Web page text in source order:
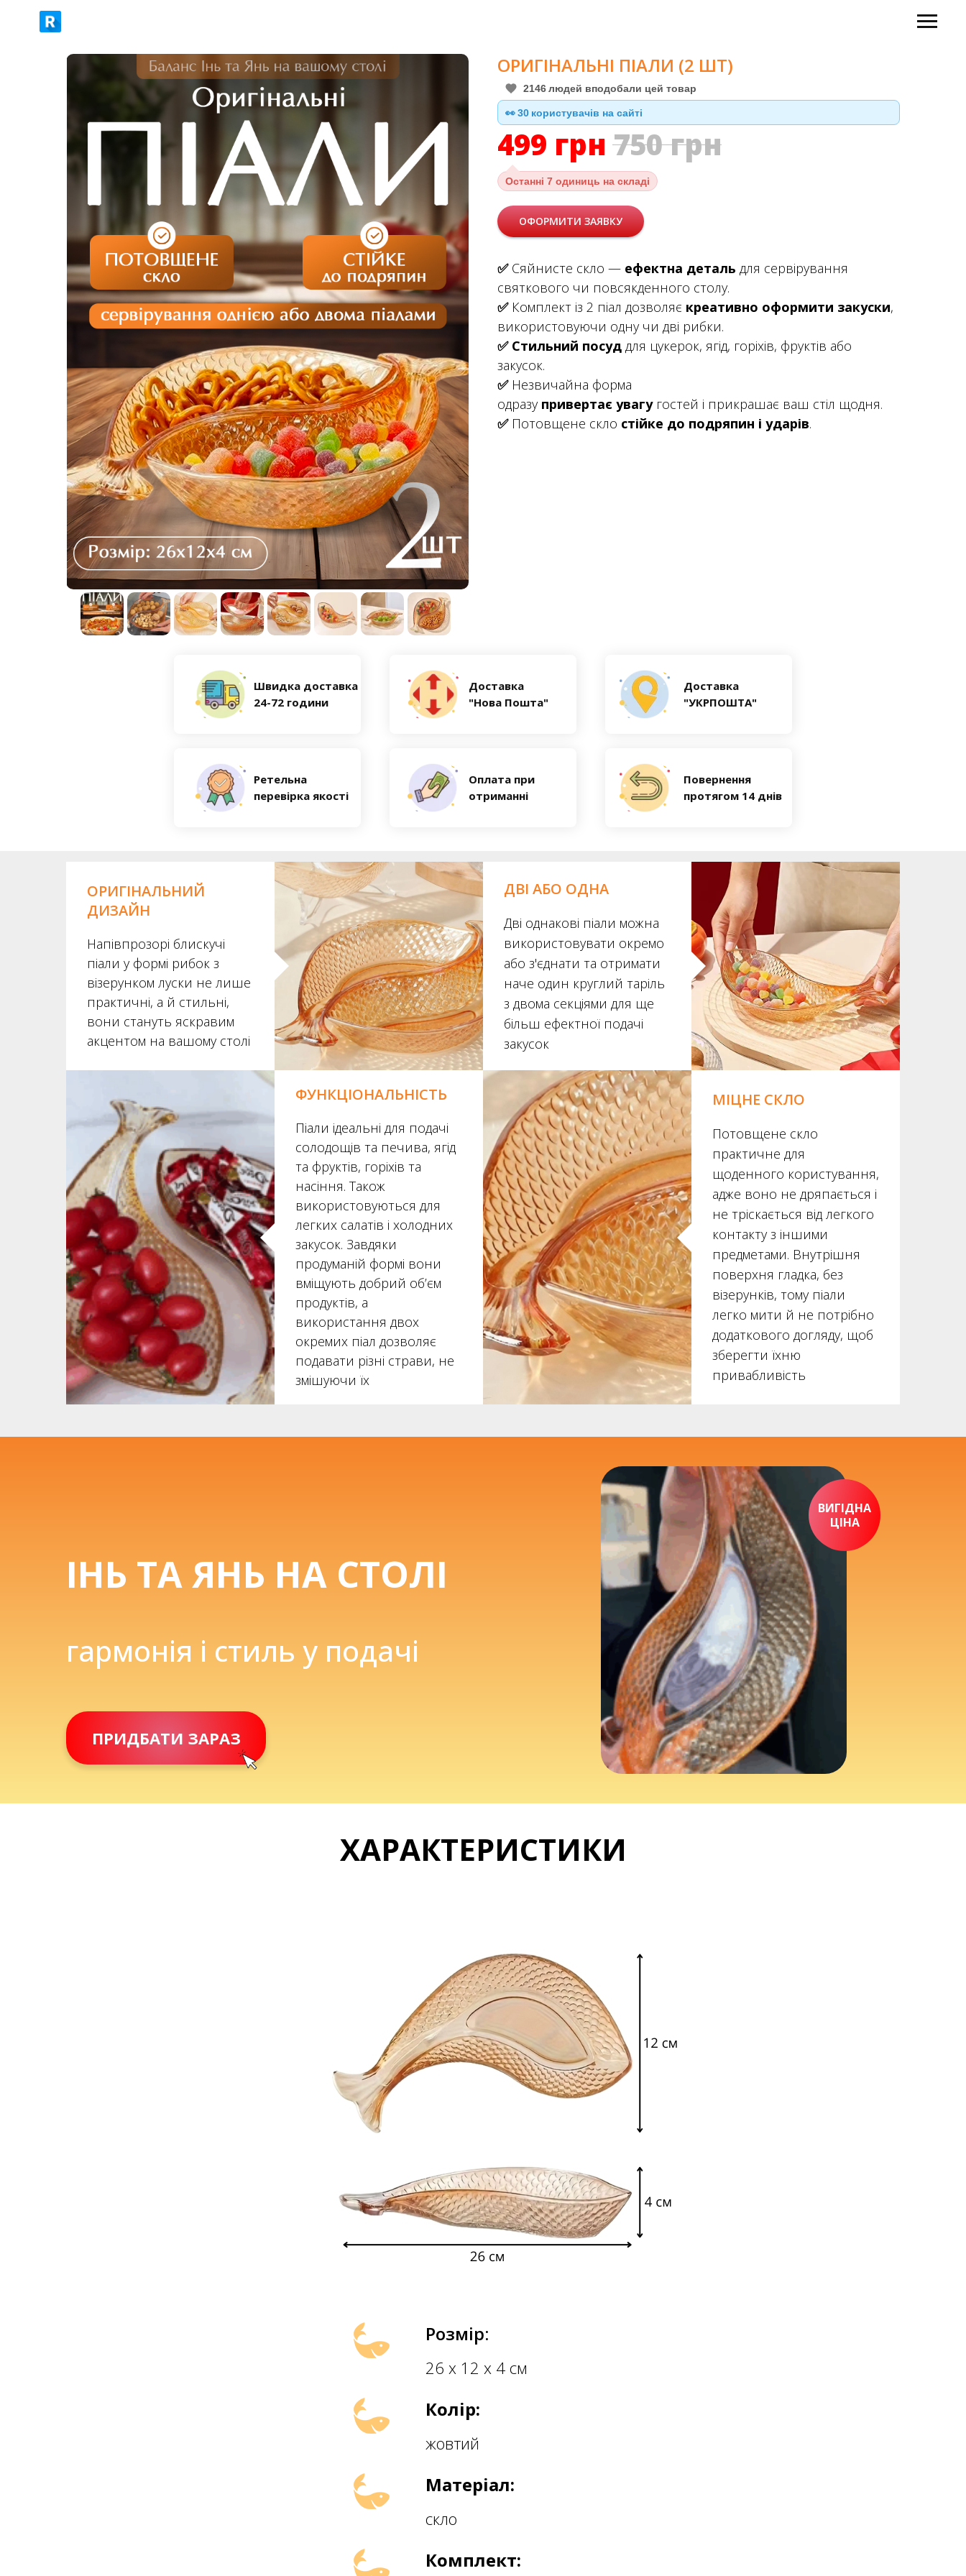
ОРИГІНАЛЬНІ ПІАЛИ (2 ШТ)
2146 людей вподобали цей товар
👀29 користувачів на сайті
499 грн 750грн
Останні 7 одиниць на складі
ОФОРМИТИ ЗАЯВКУ
✅Сяйнисте скло — ефектна деталь для сервірування
святкового чи повсякденного столу.
✅ Комплект із 2 піал дозволяє креативно оформити закуски,
використовуючи одну чи дві рибки.
✅ Стильний посуд для цукерок, ягід, горіхів, фруктів або
закусок.
✅ Незвичайна форма
одразу привертає увагу гостей і прикрашає ваш стіл щодня.
✅ Потовщене скло стійке до подряпин і ударів.
Оплата при
отриманні
Ретельна
перевірка якості
Швидка доставка
24-72 години
Доставка
"Нова Пошта"
Доставка
"УКРПОШТА"
Повернення
протягом 14 днів
ОРИГІНАЛЬНИЙ
ДИЗАЙН
Напівпрозорі блискучі
піали у формі рибок з
візерунком луски не лише
практичні, а й стильні,
вони стануть яскравим
акцентом на вашому столі
ДВІ АБО ОДНА
Дві однакові піали можна
використовувати окремо
або з'єднати та отримати
наче один круглий таріль
з двома секціями для ще
більш ефектної подачі
закусок
ФУНКЦІОНАЛЬНІСТЬ
Піали ідеальні для подачі
солодощів та печива, ягід
та фруктів, горіхів та
насіння. Також
використовуються для
легких салатів і холодних
закусок. Завдяки
продуманій формі вони
вміщують добрий об’єм
продуктів, а
використання двох
окремих піал дозволяє
подавати різні страви, не
змішуючи їх
МІЦНЕ СКЛО
Потовщене скло
практичне для
щоденного користування,
адже воно не дряпається і
не тріскається від легкого
контакту з іншими
предметами. Внутрішня
поверхня гладка, без
візерунків, тому піали
легко мити й не потрібно
додаткового догляду, щоб
зберегти їхню
привабливість
ПРИДБАТИ ЗАРАЗ
ІНЬ ТА ЯНЬ НА СТОЛІ
гармонія і стиль у подачі
ВИГІДНА
ЦІНА
ХАРАКТЕРИСТИКИ
Розмір:
26 х 12 х 4 см
Колір:
жовтий
Матеріал:
скло
Комплект: